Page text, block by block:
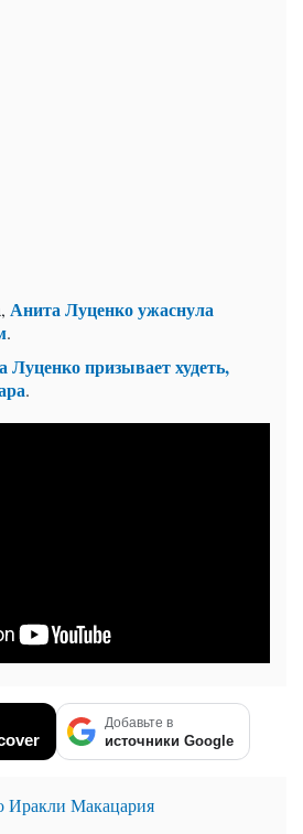
Анита Луценко ужаснула
.
Луценко призывает худеть,
.
Добавьте в
источники Google
Иракли Макацария